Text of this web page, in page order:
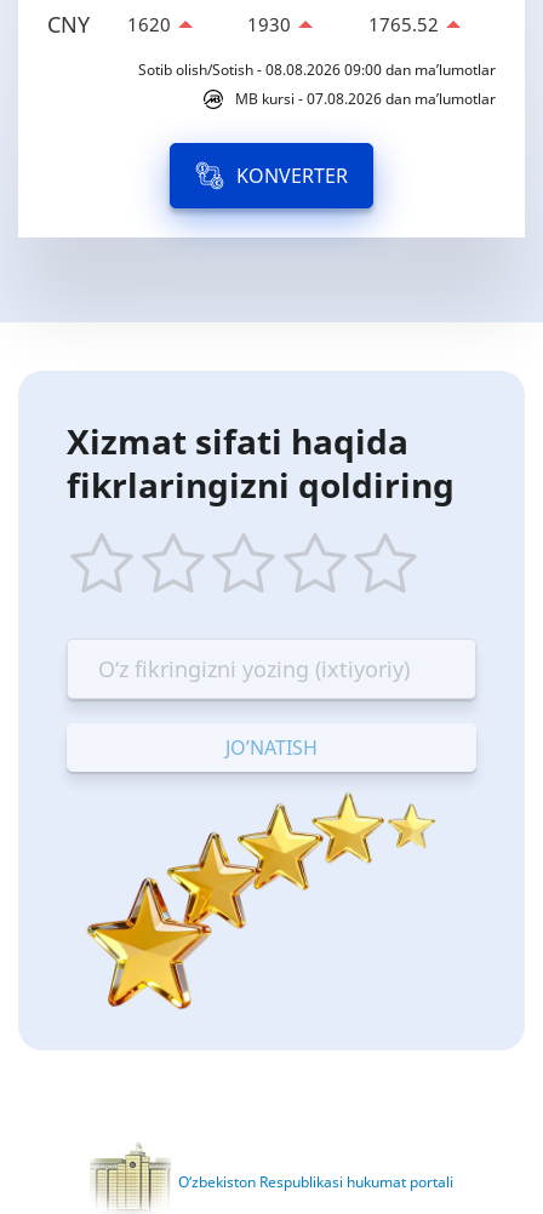
CNY 1620 1930 1765.52
Sotib olish/Sotish - 08.08.2026 09:00 dan ma’lumotlar
MB kursi - 07.08.2026 dan ma’lumotlar
KONVERTER
Xizmat sifati haqida
fikrlaringizni qoldiring
star
Terrible
stars
—
Bad
stars
—
OK
stars
—
Good
stars
—
Excellent
O‘zbekiston Respublikasi hukumat portali